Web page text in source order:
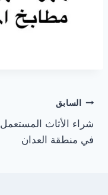
تصفّح
المقالات
السابق
شراء الأثاث المستعمل
في منطقة العدان